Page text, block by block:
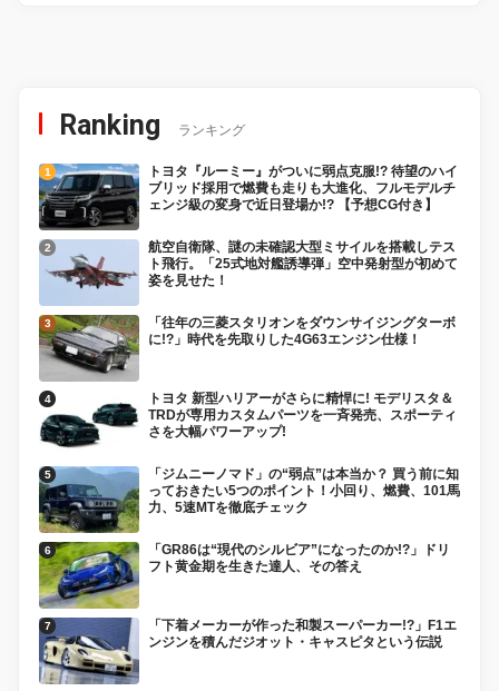
Ranking ランキング
トヨタ『ルーミー』がついに弱点克服!? 待望のハイ
ブリッド採用で燃費も走りも大進化、フルモデルチ
ェンジ級の変身で近日登場か!? 【予想CG付き】
航空自衛隊、謎の未確認大型ミサイルを搭載しテス
ト飛行。「25式地対艦誘導弾」空中発射型が初めて
姿を見せた！
「往年の三菱スタリオンをダウンサイジングターボ
に!?」時代を先取りした4G63エンジン仕様！
トヨタ 新型ハリアーがさらに精悍に! モデリスタ＆
TRDが専用カスタムパーツを一斉発売、スポーティ
さを大幅パワーアップ!
「ジムニーノマド」の“弱点”は本当か？ 買う前に知
っておきたい5つのポイント！小回り、燃費、101馬
力、5速MTを徹底チェック
「GR86は“現代のシルビア”になったのか!?」ドリ
フト黄金期を生きた達人、その答え
「下着メーカーが作った和製スーパーカー!?」F1エ
ンジンを積んだジオット・キャスピタという伝説